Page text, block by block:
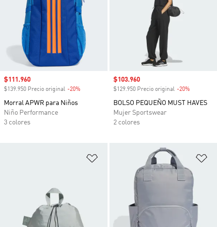
Precio de venta
$111.960
$139.950 Precio original -20%
Morral APWR para Niños
Niño Performance
3 colores
Precio de venta
$103.960
$129.950 Precio original -20%
BOLSO PEQUEÑO MUST HAVES
Mujer Sportswear
2 colores
Añadir a la lista de deseos